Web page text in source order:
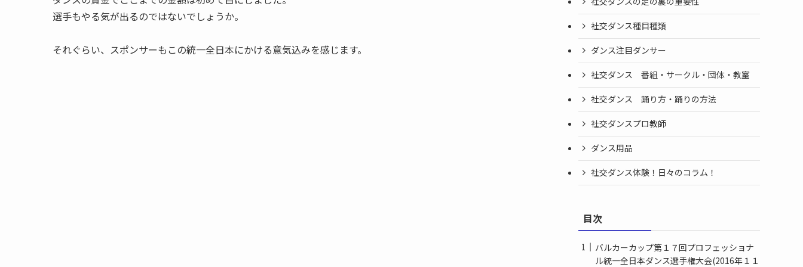
選手もやる気が出るのではないでしょうか。
それぐらい、スポンサーもこの統一全日本にかける意気込みを感じます。
社交ダンス種目種類
ダンス注目ダンサー
社交ダンス 番組・サークル・団体・教室
社交ダンス 踊り方・踊りの方法
社交ダンスプロ教師
ダンス用品
社交ダンス体験！日々のコラム！
目次
バルカーカップ第１７回プロフェッショナ
ル統一全日本ダンス選手権大会(2016年１１